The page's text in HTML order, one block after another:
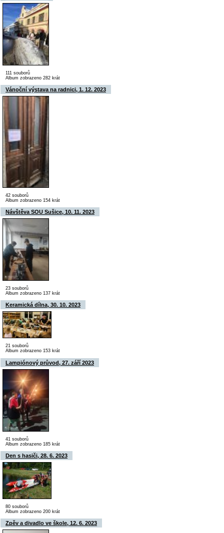
111 souborů
Album zobrazeno 282 krát
Vánoční výstava na radnici, 1. 12. 2023
42 souborů
Album zobrazeno 154 krát
Návštěva SOU Sušice, 10. 11. 2023
23 souborů
Album zobrazeno 137 krát
Keramická dílna, 30. 10. 2023
21 souborů
Album zobrazeno 153 krát
Lampiónový průvod, 27. září 2023
41 souborů
Album zobrazeno 185 krát
Den s hasiči, 28. 6. 2023
80 souborů
Album zobrazeno 200 krát
Zpěv a divadlo ve škole, 12. 6. 2023